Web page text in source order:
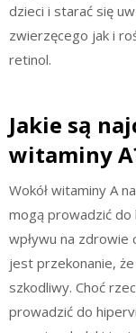
dzieci i starać się
zwierzęcego jak i
retinol.
Jakie są
witaminy
Wokół witaminy A
mogą prowadzić do
wpływu na zdrowie
jest przekonanie,
szkodliwy. Choć
prowadzić do